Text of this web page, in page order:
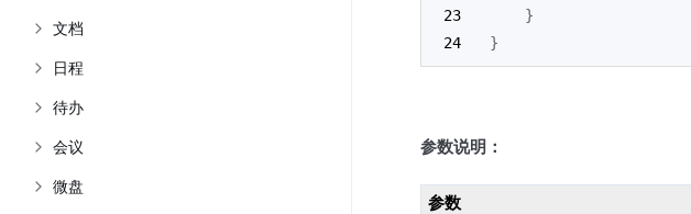
文档
日程
待办
会议
微盘
}
}
参数说明：
参数